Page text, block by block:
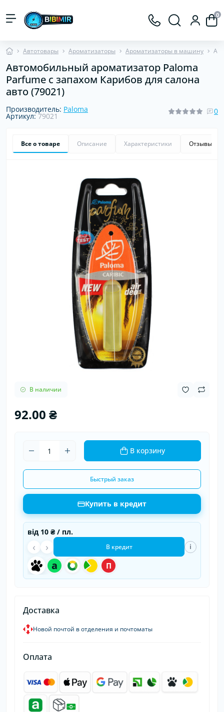
0
Автотовары Ароматизаторы Ароматизаторы в машину
Автомобильный ароматизатор Paloma
Parfume с запахом Карибов для салона
авто (79021)
Производитель: Paloma
Артикул:79021
0
Все о товаре Описание Характеристики Отзывы
В наличии
92.00 ₴
В корзину
Быстрый заказ
Купить в кредит
від 10 ₴ / пл.
‹
a
П
› В кредит i
Доставка
Новой почтой в отделения и почтоматы
Оплата